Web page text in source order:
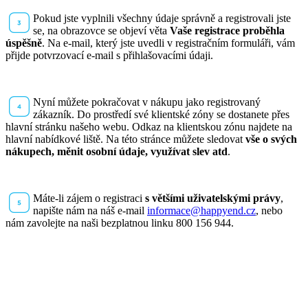
Pokud jste vyplnili všechny údaje správně a registrovali jste
se, na obrazovce se objeví věta Vaše registrace proběhla
úspěšně. Na e-mail, který jste uvedli v registračním formuláři, vám
přijde potvrzovací e-mail s přihlašovacími údaji.
Nyní můžete pokračovat v nákupu jako registrovaný
zákazník. Do prostředí své klientské zóny se dostanete přes
hlavní stránku našeho webu. Odkaz na klientskou zónu najdete na
hlavní nabídkové liště. Na této stránce můžete sledovat vše o svých
nákupech, měnit osobní údaje, využívat slev atd.
Máte-li zájem o registraci s většími uživatelskými právy,
napište nám na náš e-mail informace@happyend.cz, nebo
nám zavolejte na naši bezplatnou linku 800 156 944.